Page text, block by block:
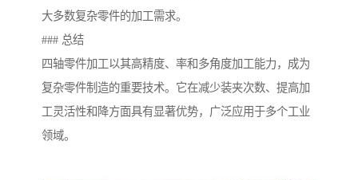
大多数复杂零件的加工需求。
### 总结
四轴零件加工以其高精度、率和多角度加工能力，成为
复杂零件制造的重要技术。它在减少装夹次数、提高加
工灵活性和降方面具有显著优势，广泛应用于多个工业
领域。